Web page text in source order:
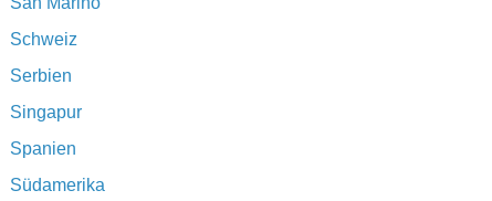
Schweiz
Serbien
Singapur
Spanien
Südamerika